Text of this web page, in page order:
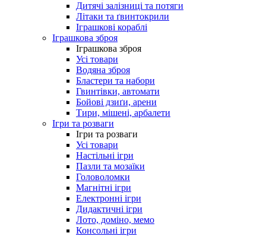
Дитячі залізниці та потяги
Літаки та ґвинтокрили
Іграшкові кораблі
Іграшкова зброя
Іграшкова зброя
Усі товари
Водяна зброя
Бластери та набори
Гвинтівки, автомати
Бойові дзиґи, арени
Тири, мішені, арбалети
Ігри та розваги
Ігри та розваги
Усі товари
Настільні ігри
Пазли та мозаїки
Головоломки
Магнітні ігри
Електронні ігри
Дидактичні ігри
Лото, доміно, мемо
Консольні ігри